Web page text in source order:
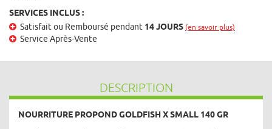
SERVICES INCLUS :
Satisfait ou Remboursé pendant 14 JOURS (en savoir plus)
Service Après-Vente
DESCRIPTION
NOURRITURE PROPOND GOLDFISH X SMALL 140 GR